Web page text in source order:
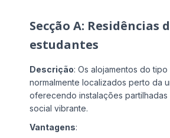
Secção A: Residências
estudantes
Descrição: Os alojamentos do
normalmente localizados perto da
oferecendo instalações partilhadas
social vibrante.
Vantagens: